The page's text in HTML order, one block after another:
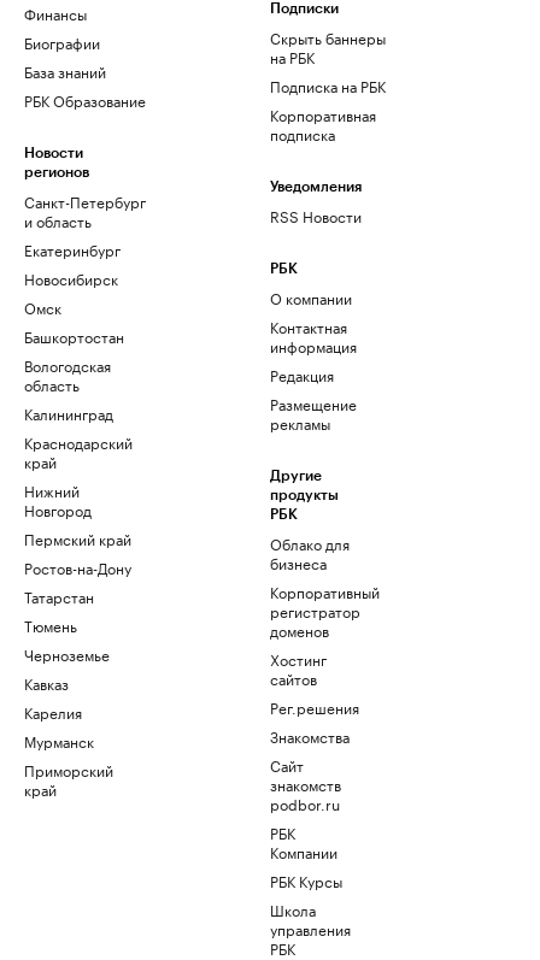
Финансы
Биографии
База знаний
РБК Образование
Новости
регионов
Санкт-Петербург
и область
Екатеринбург
Новосибирск
Омск
Башкортостан
Вологодская
область
Калининград
Краснодарский
край
Нижний
Новгород
Пермский край
Ростов-на-Дону
Татарстан
Тюмень
Черноземье
Кавказ
Карелия
Мурманск
Приморский
край
Подписки
Скрыть баннеры
на РБК
Подписка на РБК
Корпоративная
подписка
Уведомления
RSS Новости
РБК
О компании
Контактная
информация
Редакция
Размещение
рекламы
Другие
продукты
РБК
Облако для
бизнеса
Корпоративный
регистратор
доменов
Хостинг
сайтов
Рег.решения
Знакомства
Сайт
знакомств
podbor.ru
РБК
Компании
РБК Курсы
Школа
управления
РБК